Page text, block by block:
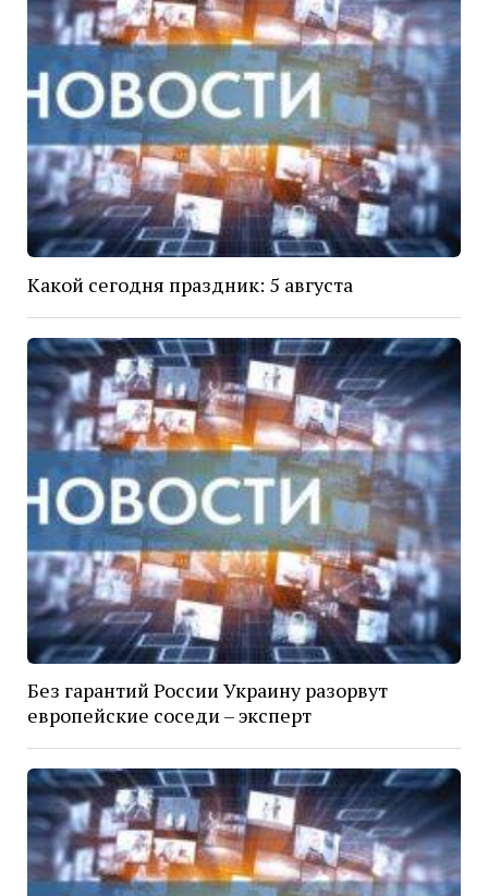
Какой сегодня праздник: 5 августа
Без гарантий России Украину разорвут
европейские соседи – эксперт